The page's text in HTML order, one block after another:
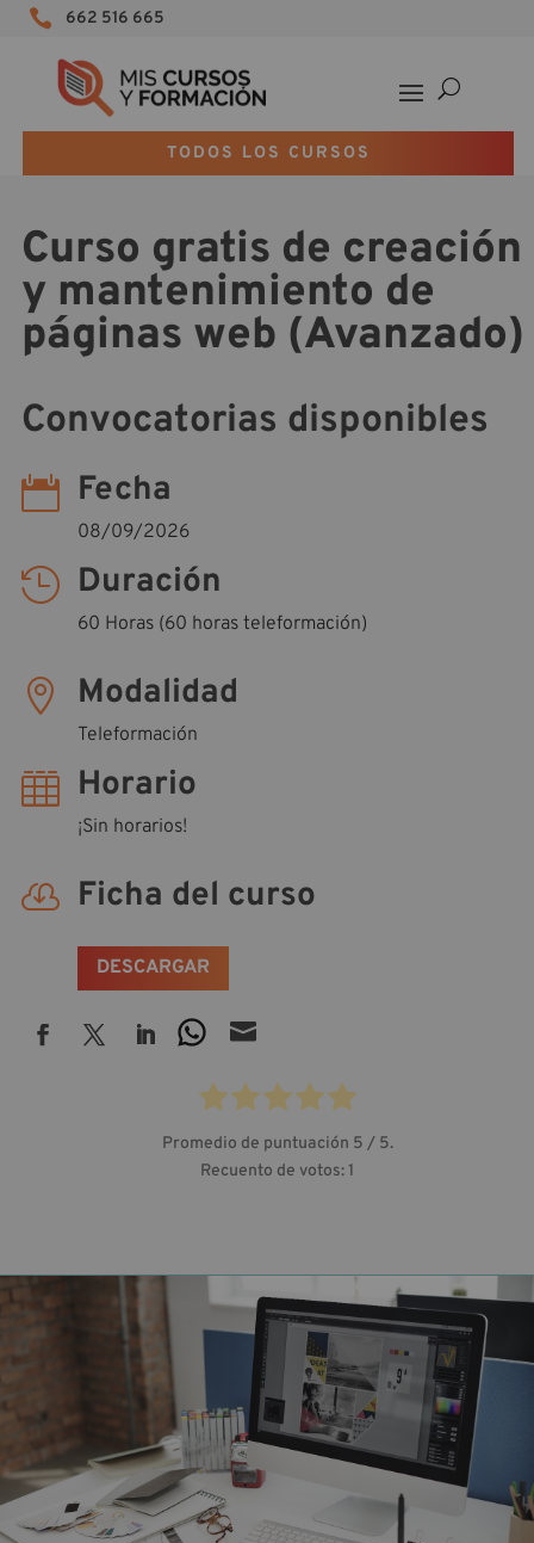
 662 516 665
TODOS LOS CURSOS
Curso gratis de creación
y mantenimiento de
páginas web (Avanzado)
Convocatorias disponibles
 Fecha
08/09/2026
 Duración
60 Horas (60 horas teleformación)
 Modalidad
Teleformación
 Horario
¡Sin horarios!
 Ficha del curso
DESCARGAR

Promedio de puntuación 5 / 5.
Recuento de votos:1